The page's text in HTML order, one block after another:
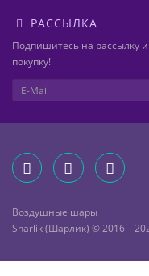
РАССЫЛКА
Подпишитесь на рассылку
покупку!
Воздушные шары
Sharlik (Шарлик) © 2016 –